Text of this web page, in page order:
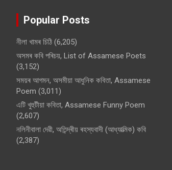
Popular Posts
নীলা খামৰ চিঠি (6,205)
অসমৰ কবি পৰিচয়, List of Assamese Poets
(3,152)
সময়ৰ আগমন, অসমীয়া আধুনিক কবিতা, Assamese
Poem (3,011)
এটি খুহুটীয়া কবিতা, Assamese Funny Poem
(2,607)
নলিনীবালা দেৱী, অতিন্দ্ৰীয় ৰহস্যবাদী (আধ্যাত্মিক) কবি
(2,387)